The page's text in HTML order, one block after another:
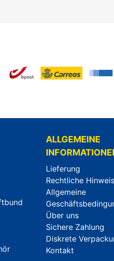
ALLGEMEINE
Lieferung
Rechtliche
Allgemeine
Über uns
Sichere Zahlung
Diskrete
Kontakt